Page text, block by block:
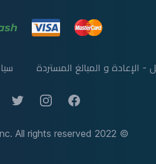
- الإعادة و المبالغ المستردة
Facebook
Instagram
Twitter
© 2022 Lynks, Inc. All rights reserved.